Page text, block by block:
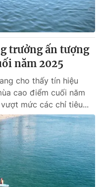
trưởng ấn tượng
năm 2025
cho thấy tín hiệu
cao điểm cuối năm
mức các chỉ tiêu...